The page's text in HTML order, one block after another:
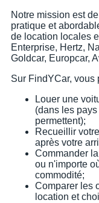
Notre mission est
pratique et
de location locales
Enterprise, Hertz,
Goldcar, Europcar,
Sur FindYCar, vous
Louer une
(dans les
permettent);
Recueillir
après votre
Commander
ou n'importe
commodité;
Comparer les
location et